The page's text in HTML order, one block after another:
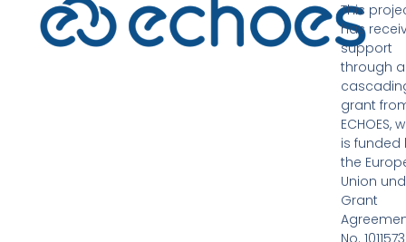
This
has
support
through a
grant
ECHOES,
is funded
the
Union
Grant